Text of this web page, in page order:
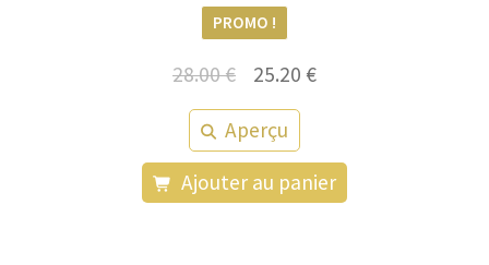
PROMO !
28.00€
Le
prix
initial
était :
28.00 €.
25.20 €Le
est :
25.20 €.
Aperçu
Ajouter au panier